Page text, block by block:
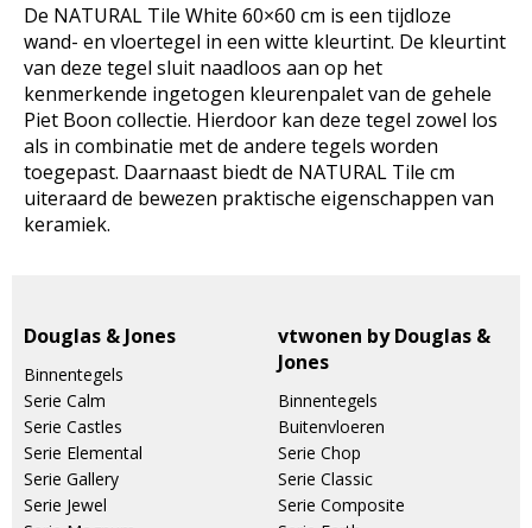
De NATURAL Tile White 60×60 cm is een tijdloze
wand- en vloertegel in een witte kleurtint. De kleurtint
van deze tegel sluit naadloos aan op het
kenmerkende ingetogen kleurenpalet van de gehele
Piet Boon collectie. Hierdoor kan deze tegel zowel los
als in combinatie met de andere tegels worden
toegepast. Daarnaast biedt de NATURAL Tile cm
uiteraard de bewezen praktische eigenschappen van
keramiek.
Douglas & Jones
Binnentegels
Serie Calm
Serie Castles
Serie Elemental
Serie Gallery
Serie Jewel
vtwonen by Douglas &
Jones
Binnentegels
Buitenvloeren
Serie Chop
Serie Classic
Serie Composite